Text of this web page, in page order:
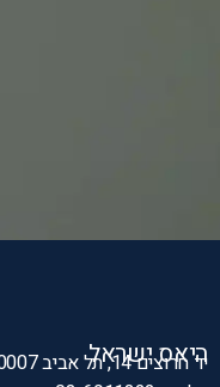
היאס ישראל
יד חרוצים 14, תל אביב 6770007